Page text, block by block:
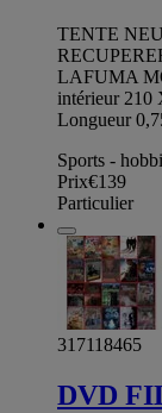
TENTE
LAFUMA
intérieur 210
Longueur
Sports -
Prix€139
Particulier
317118465
DVD